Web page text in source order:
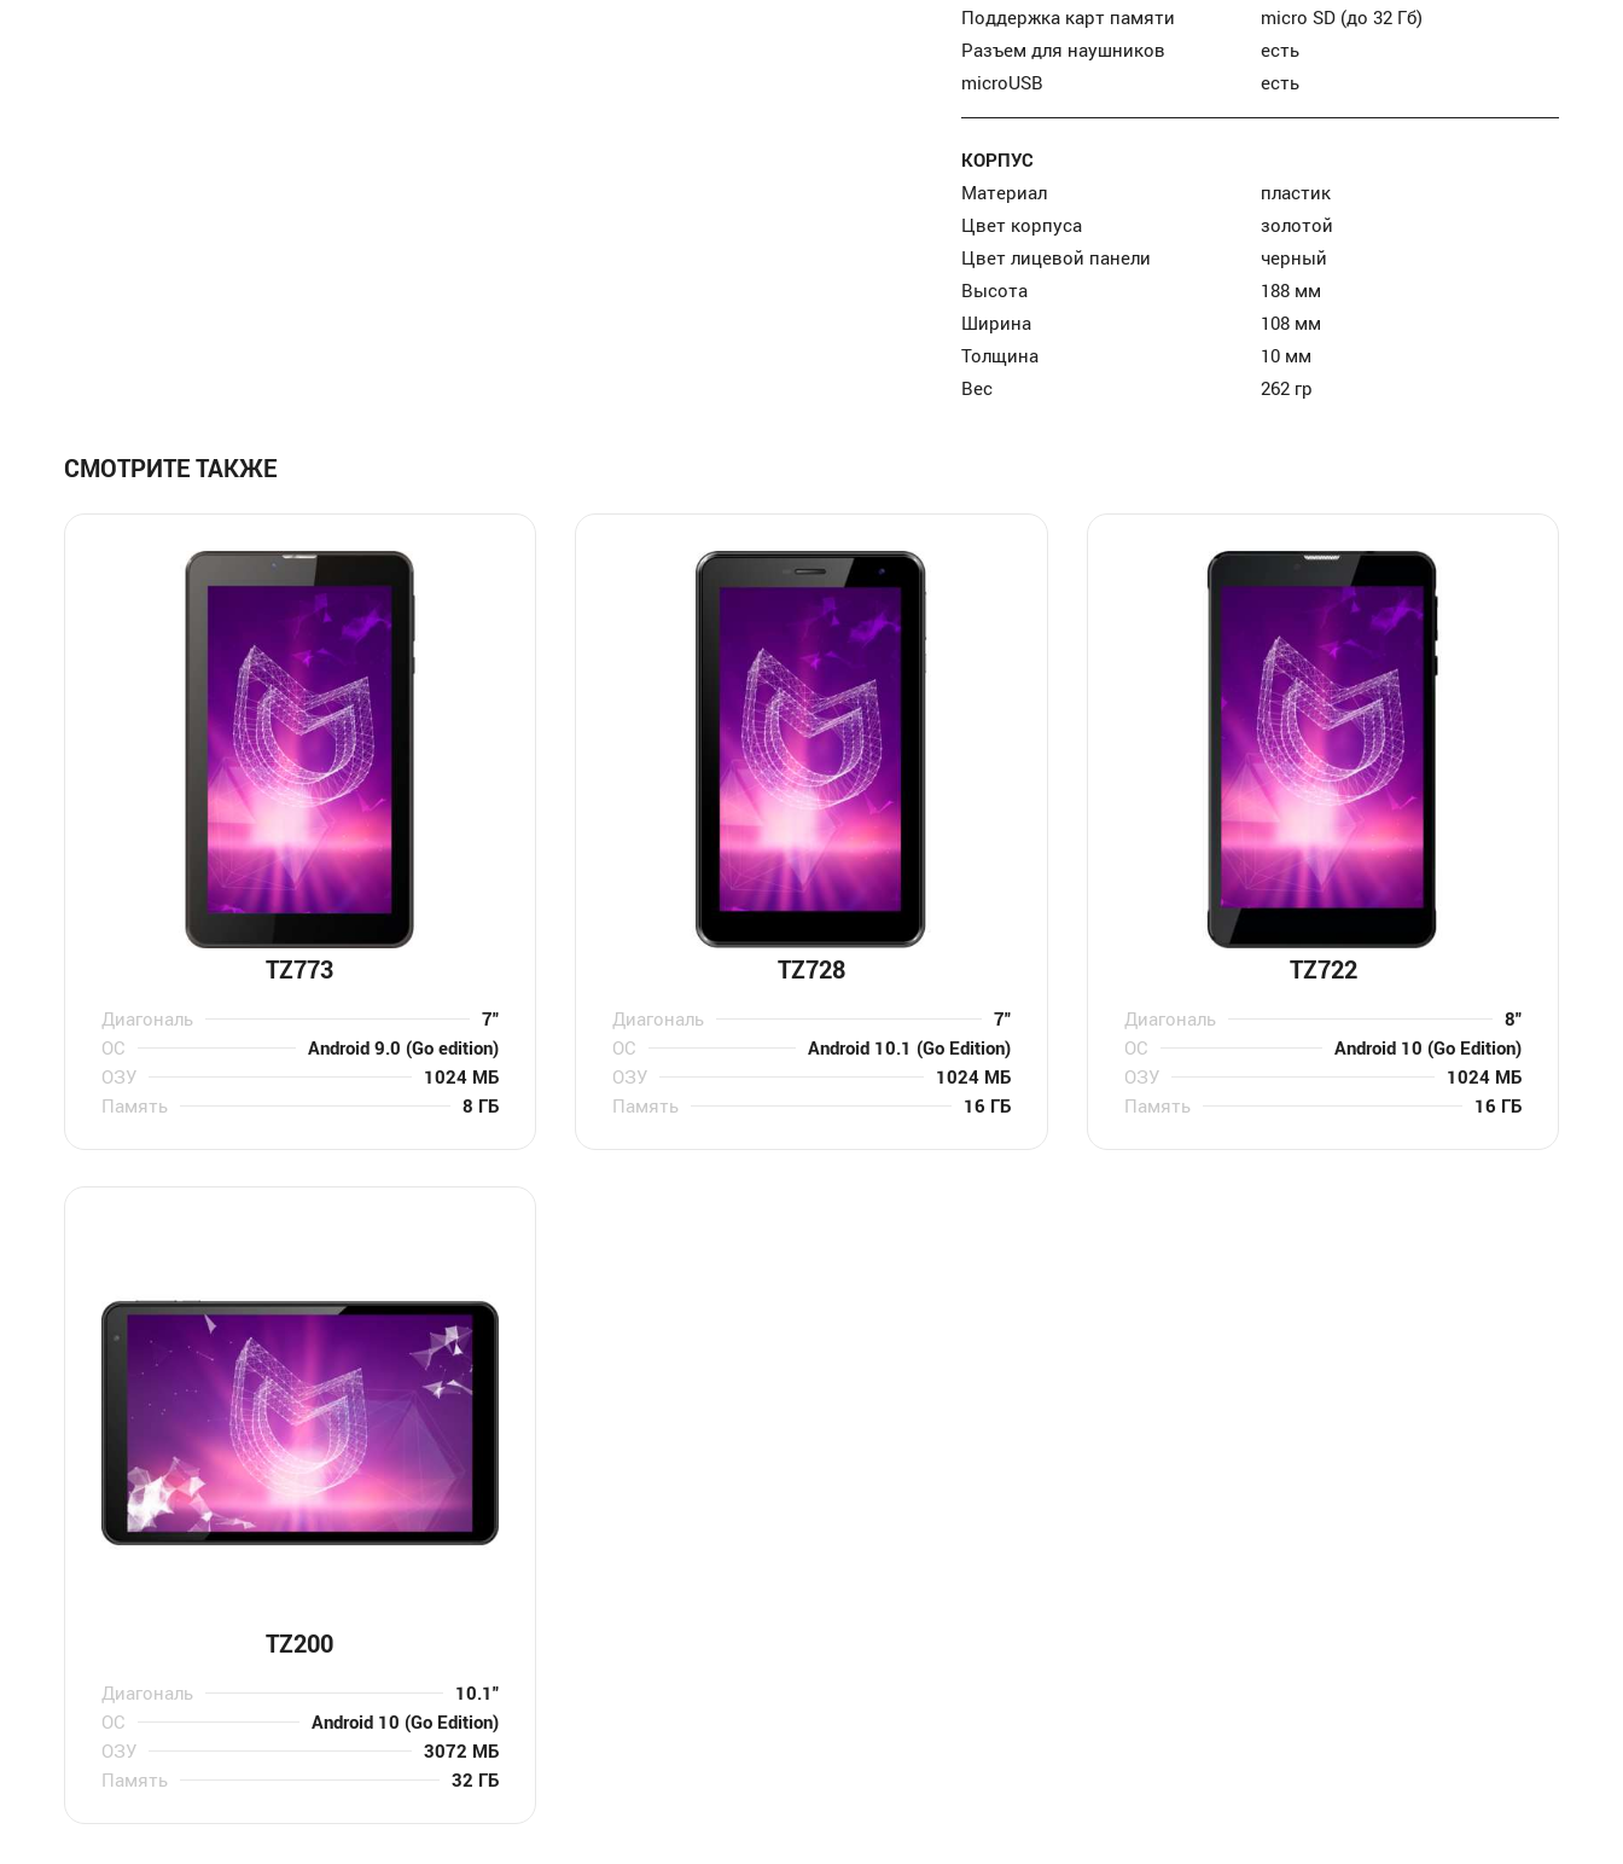
Поддержка карт памяти
micro SD (до 32 Гб)
Разъем для наушников
есть
microUSB
есть
КОРПУС
Материал
пластик
Цвет корпуса
золотой
Цвет лицевой панели
черный
Высота
188 мм
Ширина
108 мм
Толщина
10 мм
Вес
262 гр
СМОТРИТЕ ТАКЖЕ
TZ773
Диагональ
7″
ОС
Android 9.0 (Go edition)
ОЗУ
1024 МБ
Память
8 ГБ
TZ728
Диагональ
7″
ОС
Android 10.1 (Go Edition)
ОЗУ
1024 МБ
Память
16 ГБ
TZ722
Диагональ
8″
ОС
Android 10 (Go Edition)
ОЗУ
1024 МБ
Память
16 ГБ
TZ200
Диагональ
10.1″
ОС
Android 10 (Go Edition)
ОЗУ
3072 МБ
Память
32 ГБ